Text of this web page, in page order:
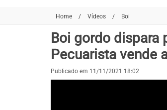
Home / Vídeos / Boi
Boi gordo dispara
Pecuarista vende
Publicado em 11/11/2021 18:02